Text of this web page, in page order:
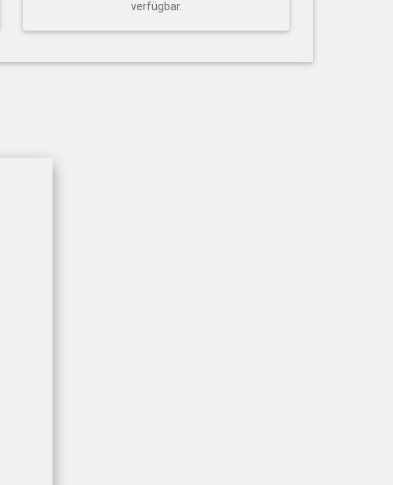
verfügbar.